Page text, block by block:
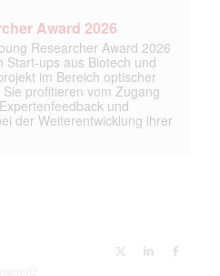
Award 2026
Researcher Award 2026
Start-ups aus Biotech und
im Bereich optischer
profitieren vom Zugang
und
der Weiterentwicklung ihrer